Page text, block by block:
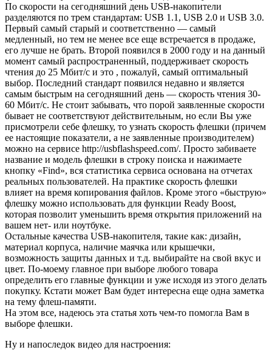
По скорости на сегодняшний день USB-накопители
разделяются по трем стандартам: USB 1.1, USB 2.0 и USB 3.0.
Первый самый старый и соответственно — самый
медленный, но тем не менее все еще встречается в продаже,
его лучше не брать. Второй появился в 2000 году и на данный
момент самый распространенный, поддерживает скорость
чтения до 25 Мбит/с и это , пожалуй, самый оптимальный
выбор. Последний стандарт появился недавно и является
самым быстрым на сегодняшний день — скорость чтения 30-
60 Мбит/с. Не стоит забывать, что порой заявленные скорости
бывает не соответствуют действительным, но если Вы уже
присмотрели себе флешку, то узнать скорость флешки (причем
ее настоящие показатели, а не заявленные производителем)
можно на сервисе http://usbflashspeed.com/. Просто забиваете
название и модель флешки в строку поиска и нажимаете
кнопку «Find», вся статистика сервиса основана на отчетах
реальных пользователей. На практике скорость флешки
влияет на время копирования файлов. Кроме этого «быструю»
флешку можно использовать для функции Ready Boost,
которая позволит уменьшить время открытия приложений на
вашем нет- или ноутбуке.
Остальные качества USB-накопителя, такие как: дизайн,
материал корпуса, наличие маячка или крышечки,
возможность защиты данных и т.д. выбирайте на свой вкус и
цвет. По-моему главное при выборе любого товара
определить его главные функции и уже исходя из этого делать
покупку. Кстати может Вам будет интересна еще одна заметка
на тему флеш-памяти.
На этом все, надеюсь эта статья хоть чем-то помогла Вам в
выборе флешки.
Ну и напоследок видео для настроения: